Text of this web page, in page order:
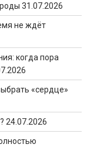
31.07.2026
не ждёт
когда пора
«сердце»
24.07.2026